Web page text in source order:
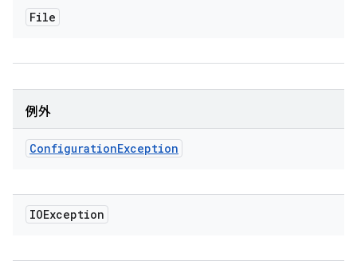
File
例外
ConfigurationException
IOException